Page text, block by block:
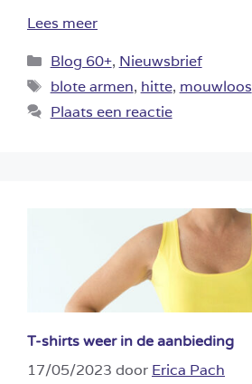
Lees meer
Categorieën
Blog 60+, Nieuwsbrief
Tags
blote armen, hitte, mouwloos
Plaats een reactie
T-shirts weer in de aanbieding
17/05/2023 door Erica Pach